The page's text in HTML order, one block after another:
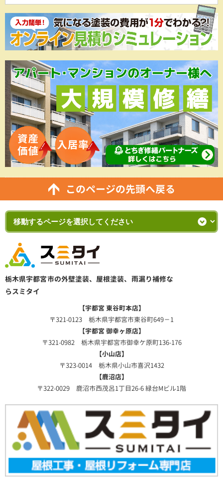
このページの先頭へ戻る
栃木県宇都宮市の外壁塗装、屋根塗装、雨漏り補修な
らスミタイ
【宇都宮 東谷町本店】
〒321-0123 栃木県宇都宮市東谷町649－1
【宇都宮 御幸ヶ原店】
〒321-0982 栃木県宇都宮市御幸ケ原町136-176
【小山店】
〒323-0014 栃木県小山市喜沢1432
【鹿沼店】
〒322-0029 鹿沼市西茂呂1丁目26-6 緑台Mビル1階